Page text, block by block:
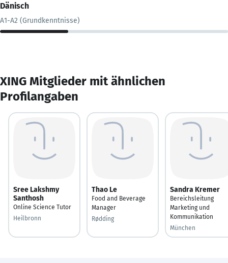
Dänisch
A1-A2 (Grundkenntnisse)
XING Mitglieder mit ähnlichen
Profilangaben
Sree Lakshmy
Santhosh
Online Science Tutor
Heilbronn
Thao Le
Food and Beverage
Manager
Rødding
Sandra Kremer
Bereichsleitung
Marketing und
Kommunikation
München